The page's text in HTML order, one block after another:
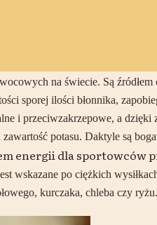
na świecie. Są
sporej ilości błonnika,
i przeciwzakrzepowe, a
potasu. Daktyle są
energii dla sportowców
wskazane po ciężkich
kurczaka, chleba czy ryżu.